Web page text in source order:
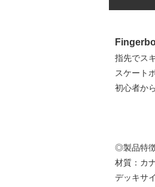
指先でス
スケート
初心者か
◎製品特
材質：カ
デッキサ